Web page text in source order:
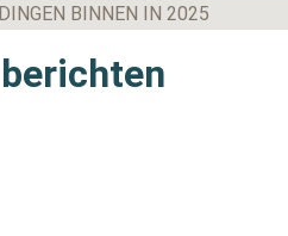
BINNEN IN 2025